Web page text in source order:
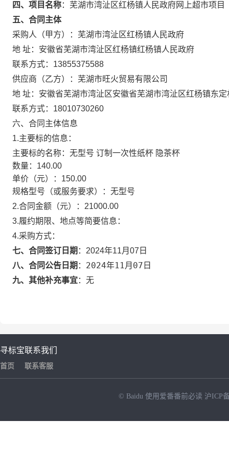
四、项目名称： 芜湖市湾沚区红杨镇人民政府网上超市项目
五、合同主体
采购人（甲方）： 芜湖市湾沚区红杨镇人民政府
地 址： 安徽省芜湖市湾沚区红杨镇红杨镇人民政府
联系方式： 13855375588
供应商（乙方）： 芜湖市旺火贸易有限公司
地 址： 安徽省芜湖市湾沚区安徽省芜湖市湾沚区红杨镇东
联系方式： 18010730260
六、合同主体信息
1.主要标的信息：
主要标的名称： 无型号 订制一次性纸杯 隐茶杯
数量： 140.00
单价（元）： 150.00
规格型号（或服务要求）： 无型号
2.合同金额（元）： 21000.00
3.履约期限、地点等简要信息：
4.采购方式：
七、合同签订日期 ： 2024年11月07日
八、合同公告日期 ： 2024年11月07日
九、其他补充事宜： 无
寻标宝
首页
联系我们
联系客服
© Baidu 使用爱番番前必读 沪ICP